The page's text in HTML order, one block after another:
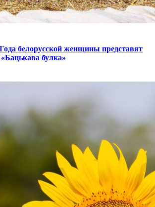
белорусской женщины представят
булка»